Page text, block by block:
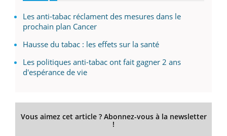
Les anti-tabac réclament des mesures dans le
prochain plan Cancer
Hausse du tabac : les effets sur la santé
Les politiques anti-tabac ont fait gagner 2 ans
d'espérance de vie
Vous aimez cet article ? Abonnez-vous à la newsletter
!